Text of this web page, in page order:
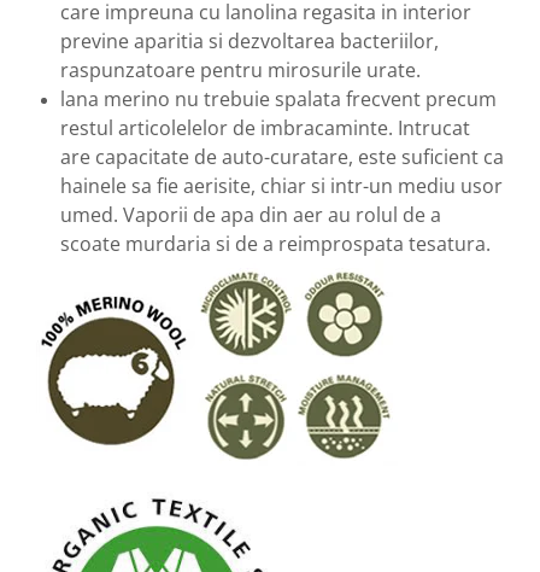
care impreuna cu lanolina regasita in interior
previne aparitia si dezvoltarea bacteriilor,
raspunzatoare pentru mirosurile urate.
lana merino nu trebuie spalata frecvent precum
restul articolelelor de imbracaminte. Intrucat
are capacitate de auto-curatare, este suficient ca
hainele sa fie aerisite, chiar si intr-un mediu usor
umed. Vaporii de apa din aer au rolul de a
scoate murdaria si de a reimprospata tesatura.